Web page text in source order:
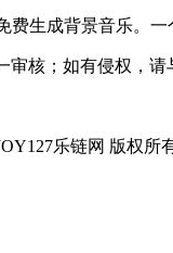
生成背景音乐。
核；如有侵权，
乐链网 版权所